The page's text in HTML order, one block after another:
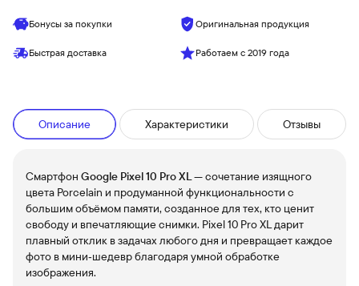
Бонусы за покупки Оригинальная продукция
Быстрая доставка Работаем с 2019 года
Описание Характеристики Отзывы
Смартфон Google Pixel 10 Pro XL— сочетание изящного
цвета Porcelain и продуманной функциональности с
большим объёмом памяти, созданное для тех, кто ценит
свободу и впечатляющие снимки. Pixel 10 Pro XL дарит
плавный отклик в задачах любого дня и превращает каждое
фото в мини‑шедевр благодаря умной обработке
изображения.